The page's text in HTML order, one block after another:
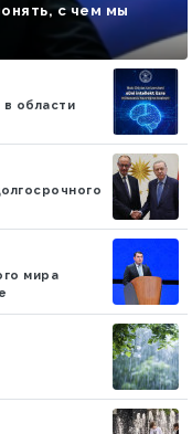
с чем мы
в области
мира